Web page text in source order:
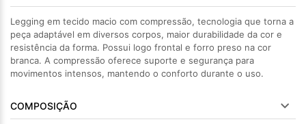
Legging em tecido macio com compressão, tecnologia que torna a
peça adaptável em diversos corpos, maior durabilidade da cor e
resistência da forma. Possui logo frontal e forro preso na cor
branca. A compressão oferece suporte e segurança para
movimentos intensos, mantendo o conforto durante o uso.
COMPOSIÇÃO